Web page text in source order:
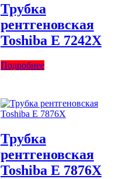
Трубка
рентгеновская
Toshiba Е 7242Х
Подробнее
Трубка
рентгеновская
Toshiba Е 7876Х